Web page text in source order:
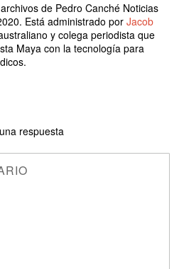
de Pedro Canché Noticias
Está administrado porJacob
y colega periodista que
Maya con la tecnología para
respuesta